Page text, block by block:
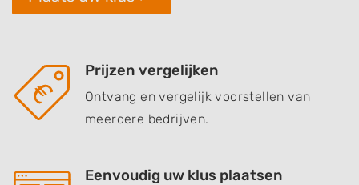
Prijzen vergelijken
Ontvang en vergelijk voorstellen van
meerdere bedrijven.
Eenvoudig uw klus plaatsen